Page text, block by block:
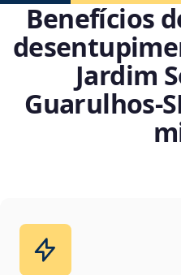
Benefícios
Jardim